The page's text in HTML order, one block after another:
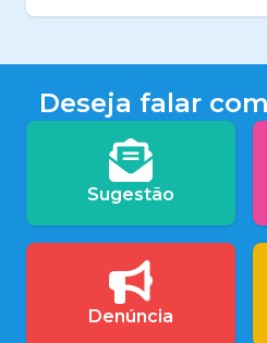
Deseja falar
Sugestão
Denúncia